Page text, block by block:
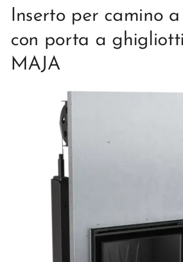
Inserto per camino
con porta a
MAJA